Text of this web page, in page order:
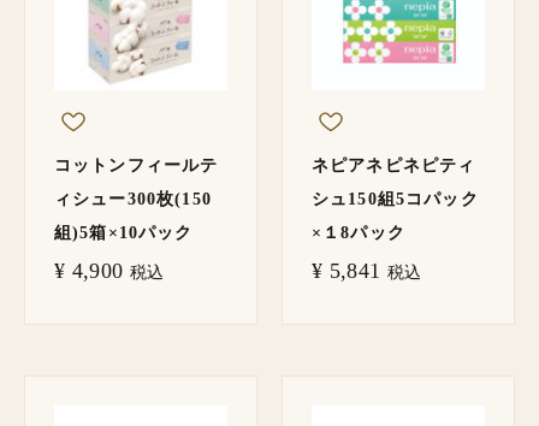
コットンフィールテ
ィシュー300枚(150
組)5箱×10パック
¥ 4,900 税込
ネピアネピネピティ
シュ150組5コパック
×１8パック
¥ 5,841 税込